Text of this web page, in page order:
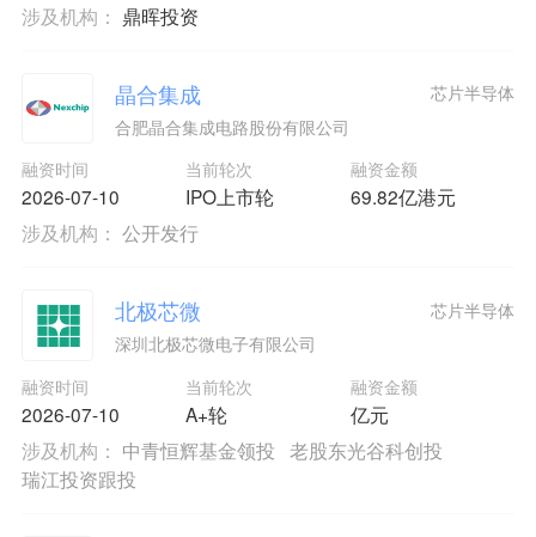
涉及机构： 鼎晖投资
晶合集成
合肥晶合集成电路股份有限公司
融资时间
2026-07-10
当前轮次
IPO上市轮
融资金额
69.82亿港元
芯片半导体
涉及机构： 公开发行
北极芯微
深圳北极芯微电子有限公司
融资时间
2026-07-10
当前轮次
A+轮
融资金额
亿元
芯片半导体
涉及机构： 中青恒辉基金领投 老股东光谷科创投
瑞江投资跟投